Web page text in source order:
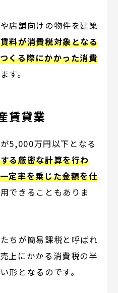
店舗向けの物件を建築
料が消費税対象となる
くる際にかかった消費
す。
賃貸業
5,000万円以下となる
る厳密な計算を行わ
定率を乗じた金額を仕
できることもありま
ちが簡易課税と呼ばれ
上にかかる消費税の半
形となるのです。